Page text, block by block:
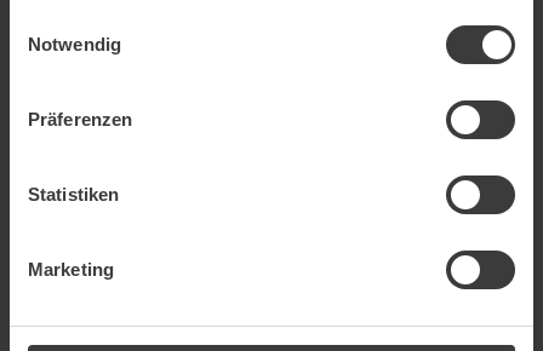
Notwendig
Präferenzen
Statistiken
Marketing
E-mail